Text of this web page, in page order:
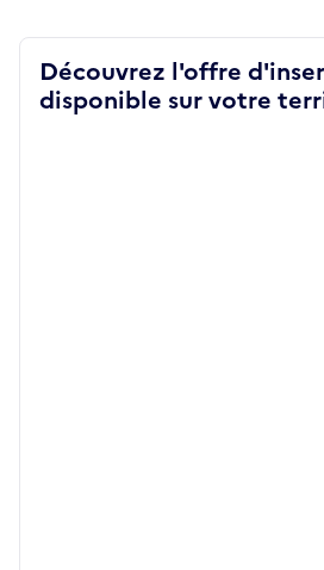
Découvrez l'offre
disponible sur votre